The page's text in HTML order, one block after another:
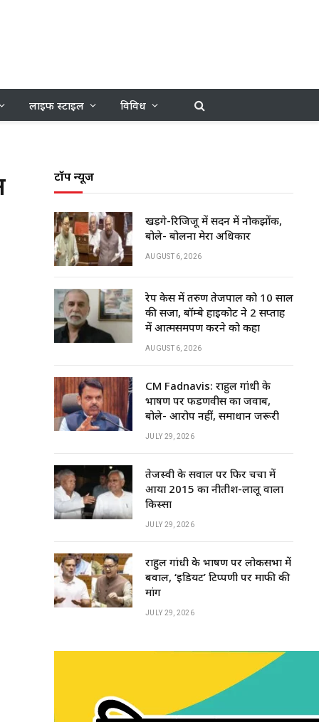
लाइफ स्टाइल विविध
टॉप न्यूज
खड़गे-रिजिजू में सदन में नोकझोंक,
बोले- बोलना मेरा अधिकार
AUGUST 6, 2026
रेप केस में तरुण तेजपाल को 10 साल
की सजा, बॉम्बे हाईकोर्ट ने 2 सप्ताह
में आत्मसमर्पण करने को कहा
AUGUST 6, 2026
CM Fadnavis: राहुल गांधी के
भाषण पर फडणवीस का जवाब,
बोले- आरोप नहीं, समाधान जरूरी
JULY 29, 2026
तेजस्वी के सवाल पर फिर चर्चा में
आया 2015 का नीतीश-लालू वाला
किस्सा
JULY 29, 2026
राहुल गांधी के भाषण पर लोकसभा में
बवाल, ‘इडियट’ टिप्पणी पर माफी की
मांग
JULY 29, 2026